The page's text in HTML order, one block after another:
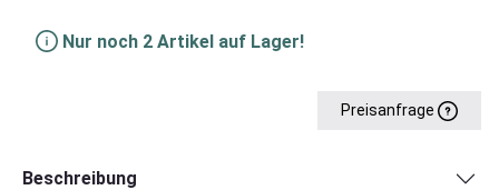
Nur noch 2 Artikel auf Lager!
Preisanfrage
Beschreibung